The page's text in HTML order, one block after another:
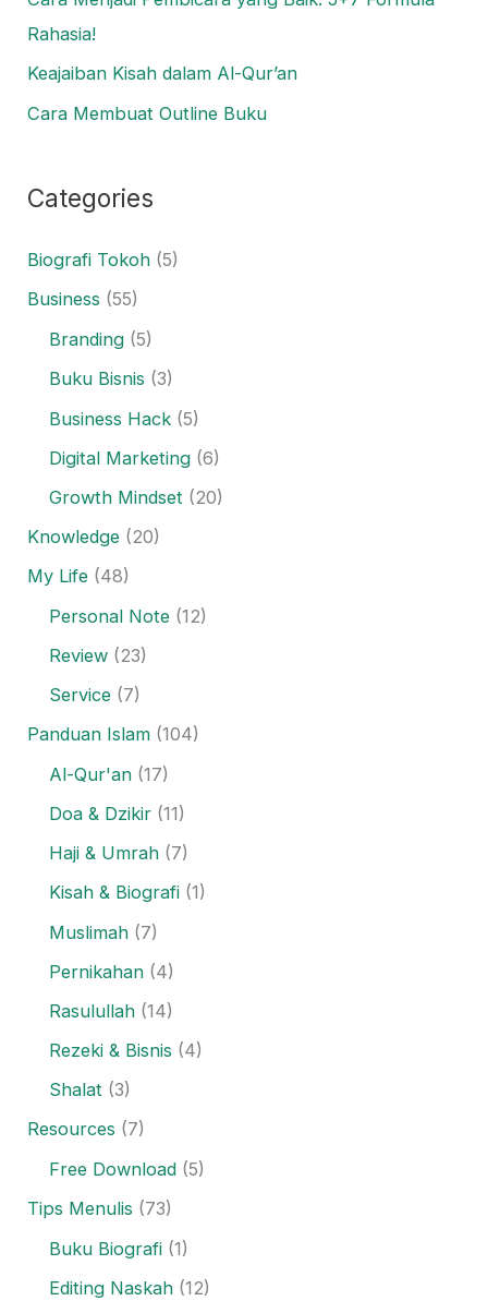
Rahasia!
Keajaiban Kisah dalam Al-Qur’an
Cara Membuat Outline Buku
Categories
Biografi Tokoh (5)
Business (55)
Branding (5)
Buku Bisnis (3)
Business Hack (5)
Digital Marketing (6)
Growth Mindset (20)
Knowledge (20)
My Life (48)
Personal Note (12)
Review (23)
Service (7)
Panduan Islam (104)
Al-Qur'an (17)
Doa & Dzikir (11)
Haji & Umrah (7)
Kisah & Biografi (1)
Muslimah (7)
Pernikahan (4)
Rasulullah (14)
Rezeki & Bisnis (4)
Shalat (3)
Resources (7)
Free Download (5)
Tips Menulis (73)
Buku Biografi (1)
Editing Naskah (12)